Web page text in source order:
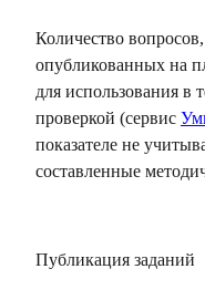
Количество
опубликованных на
для использования в
проверкой (сервис
показателе не
составленные
Публикация заданий